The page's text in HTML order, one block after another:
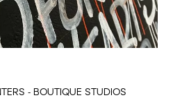
- BOUTIQUE STUDIOS